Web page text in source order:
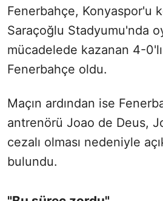
Fenerbahçe, Konyaspor'u
Saraçoğlu Stadyumu'nda
mücadelede kazanan 4-
Fenerbahçe oldu.
Maçın ardından ise
antrenörü Joao de Deus,
cezalı olması nedeniyle
bulundu.